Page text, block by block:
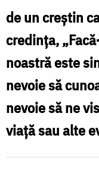
aflării
viitorului
Foto:
Nechifor
de un creștin
credința,
noastră este
nevoie să
nevoie să ne
viață sau alte